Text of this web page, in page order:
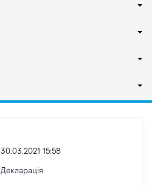
30.03.2021 15:58
Декларація